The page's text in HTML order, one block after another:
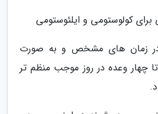
کولوستومی و ایلئوستومی
زمان های مشخص و به صورت
وعده در روز موجب منظم تر